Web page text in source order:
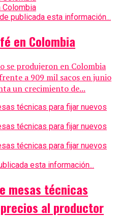
publicada esta información...
en Colombia
se produjeron en Colombia
a 909 mil sacos en junio
un crecimiento de...
esta información...
mesas técnicas
al productor